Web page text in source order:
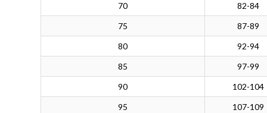
70
82-84
75
87-89
80
92-94
85
97-99
90
102-104
95
107-109